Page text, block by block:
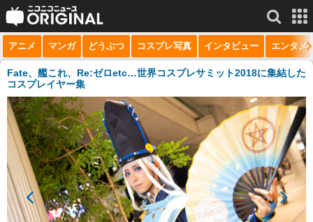
サービス一覧 もっと見る
niconico
動画
生放送
ニュース
チャンネル
マンガ
アニメ マンガ どうぶつ コスプレ写真 インタビュー エンタメ
Fate、艦これ、Re:ゼロetc…世界コスプレサミット2018に集結した
コスプレイヤー集